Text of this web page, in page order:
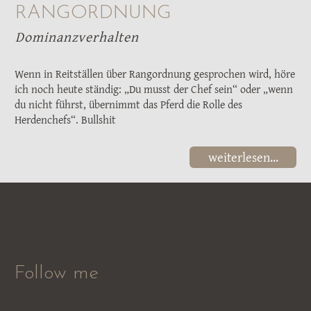
RANGORDNUNG
Dominanzverhalten
Wenn in Reitställen über Rangordnung gesprochen wird, höre
ich noch heute ständig: „Du musst der Chef sein“ oder „wenn
du nicht führst, übernimmt das Pferd die Rolle des
Herdenchefs“. Bullshit
weiterlesen...
Follow me